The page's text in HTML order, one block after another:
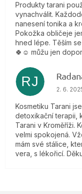
Produkty tarani
vynachválit.
nanesení tonika a
Pokožka obličeje
hned lépe. Těším
🍀☺️ můžu jen
RJ
2. 6.
Kosmetiku Tarani
detoxikační terapii,
Tarani v Kroměříži.
velmi spokojená.
mám své stálice,
vera, s lékořicí.